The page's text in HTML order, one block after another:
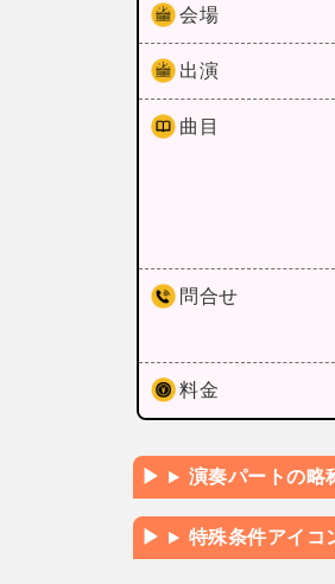
会場
出演
曲目
問合せ
料金
演奏パートの略
特殊条件アイコ